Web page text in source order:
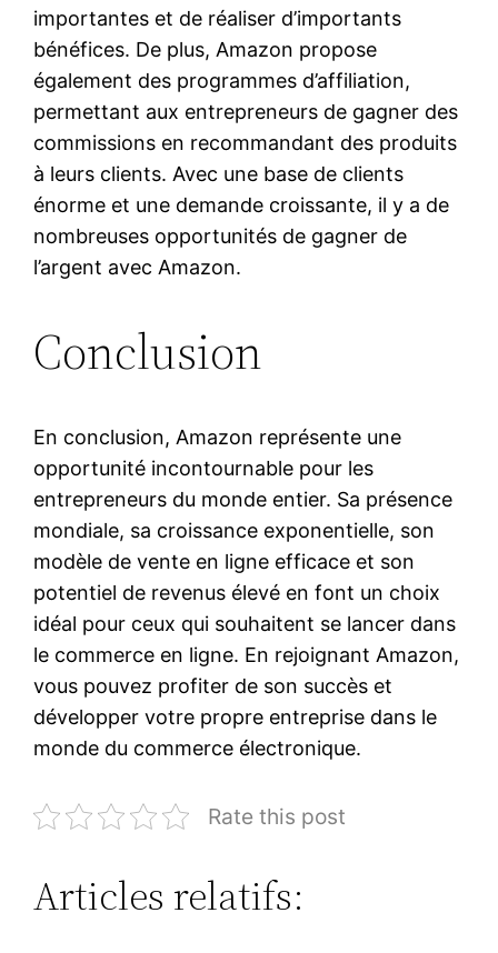
importantes et de réaliser d’importants
bénéfices. De plus, Amazon propose
également des programmes d’affiliation,
permettant aux entrepreneurs de gagner des
commissions en recommandant des produits
à leurs clients. Avec une base de clients
énorme et une demande croissante, il y a de
nombreuses opportunités de gagner de
l’argent avec Amazon.
Conclusion
En conclusion, Amazon représente une
opportunité incontournable pour les
entrepreneurs du monde entier. Sa présence
mondiale, sa croissance exponentielle, son
modèle de vente en ligne efficace et son
potentiel de revenus élevé en font un choix
idéal pour ceux qui souhaitent se lancer dans
le commerce en ligne. En rejoignant Amazon,
vous pouvez profiter de son succès et
développer votre propre entreprise dans le
monde du commerce électronique.
Rate this post
Articles relatifs: